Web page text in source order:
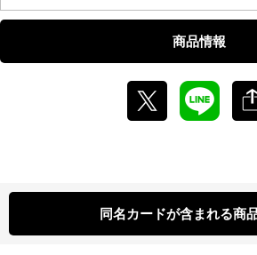
商品情報
同名カードが含まれる商